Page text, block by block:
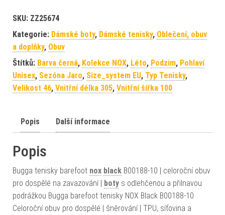
SKU: ZZ25674
Kategorie: Dámské boty, Dámské tenisky, Oblečení, obuv
a doplňky, Obuv
Štítků: Barva černá, Kolekce NOX, Léto, Podzim, Pohlaví
Unisex, Sezóna Jaro, Size_system EU, Typ Tenisky,
Velikost 46, Vnitřní délka 305, Vnitřní šířka 100
Popis Další informace
Popis
Bugga tenisky barefoot nox black B00188-10 | celoroční obuv
pro dospělé na zavazování | boty s odlehčenou a přilnavou
podrážkou Bugga barefoot tenisky NOX Black B00188-10
Celoroční obuv pro dospělé | šněrování | TPU, síťovina a